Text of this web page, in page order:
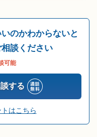
のかわからないと
談ください
可能
する
はこちら